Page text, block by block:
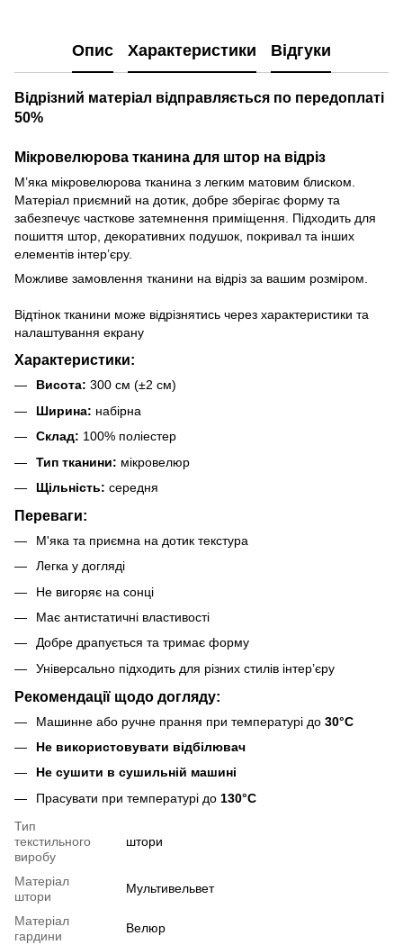
Опис Характеристики Відгуки
Відрізний матеріал відправляється по передоплаті
50%
Мікровелюрова тканина для штор на відріз
М’яка мікровелюрова тканина з легким матовим блиском.
Матеріал приємний на дотик, добре зберігає форму та
забезпечує часткове затемнення приміщення. Підходить для
пошиття штор, декоративних подушок, покривал та інших
елементів інтер’єру.
Можливе замовлення тканини на відріз за вашим розміром.
Відтінок тканини може відрізнятись через характеристики та
налаштування екрану
Характеристики:
Висота: 300 см (±2 см)
Ширина: набірна
Склад: 100% поліестер
Тип тканини: мікровелюр
Щільність: середня
Переваги:
М'яка та приємна на дотик текстура
Легка у догляді
Не вигоряє на сонці
Має антистатичні властивості
Добре драпується та тримає форму
Універсально підходить для різних стилів інтер’єру
Рекомендації щодо догляду:
Машинне або ручне прання при температурі до 30°C
Не використовувати відбілювач
Не сушити в сушильній машині
Прасувати при температурі до 130°C
Тип
текстильного
виробу
штори
Матеріал
штори
Мультивельвет
Матеріал
гардини
Велюр